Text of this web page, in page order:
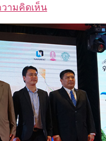
ามคิดเห็น